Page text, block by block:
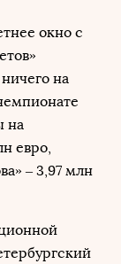
окно с
на
на
евро,
– 3,97 млн